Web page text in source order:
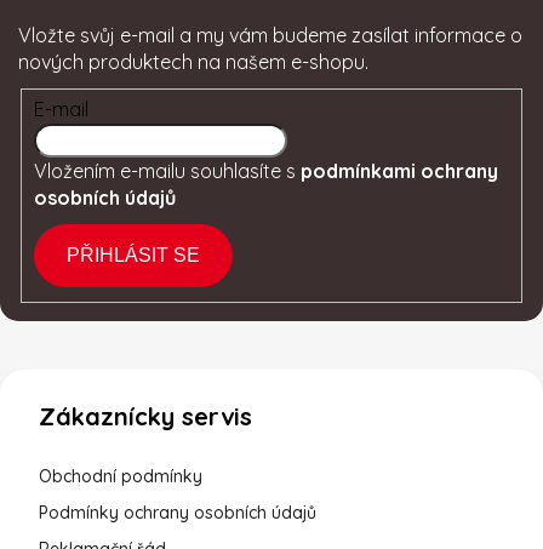
Vložte svůj e-mail a my vám budeme zasílat informace o
nových produktech na našem e-shopu.
E-mail
Vložením e-mailu souhlasíte s podmínkami ochrany
osobních údajů
PŘIHLÁSIT SE
Zákaznícky servis
Obchodní podmínky
Podmínky ochrany osobních údajů